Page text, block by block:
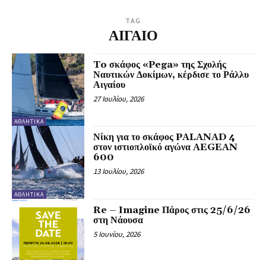
TAG
ΑΙΓΑΙΟ
ΑΘΛΗΤΙΚΆ
To σκάφος «Pega» της Σχολής
Ναυτικών Δοκίμων, κέρδισε το Ράλλυ
Αιγαίου
27 Ιουλίου, 2026
ΑΘΛΗΤΙΚΆ
Νίκη για το σκάφος PALANAD 4
στον ιστιοπλοϊκό αγώνα AEGEAN
600
13 Ιουλίου, 2026
Re – Imagine Πάρος στις 25/6/26
στη Νάουσα
5 Ιουνίου, 2026